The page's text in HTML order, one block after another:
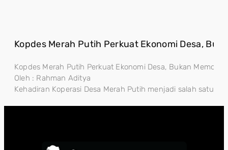
Kopdes Merah Putih Perkuat Ekonomi Desa,
Kopdes Merah Putih Perkuat Ekonomi Desa, Bukan
Oleh : Rahman Aditya
Kehadiran Koperasi Desa Merah Putih menjadi salah satu